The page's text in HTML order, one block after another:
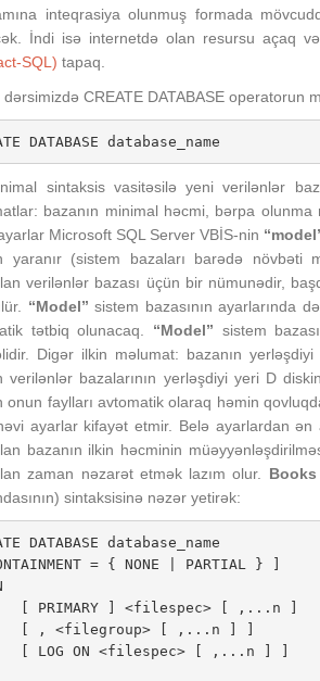
inteqrasiya olunmuş formada
İndi isə internetdə olan resursu açaq
SQL) tapaq.
dərsimizdə CREATE DATABASE operatorun
DATABASE database_name
sintaksis vasitəsilə yeni verilənlər
bazanın minimal həcmi, bərpa
Microsoft SQL Server VBİS-nin
yaranır (sistem bazaları barədə növbəti
verilənlər bazası üçün bir nümunədir,
“Model” sistem bazasının ayarlarında
tətbiq olunacaq. “Model” sistem
Digər ilkin məlumat: bazanın yerləşdiyi
verilənlər bazalarının yerləşdiyi yeri D
onun faylları avtomatik olaraq həmin
ayarlar kifayət etmir. Belə ayarlardan
bazanın ilkin həcminin
zaman nəzarət etmək lazım olur.
sintaksisinə nəzər yetirək:
DATABASE database_name
= { NONE | PARTIAL } ]
] <filespec> [ ,...n ]
<filegroup> [ ,...n ] ]
ON <filespec> [ ,...n ] ]